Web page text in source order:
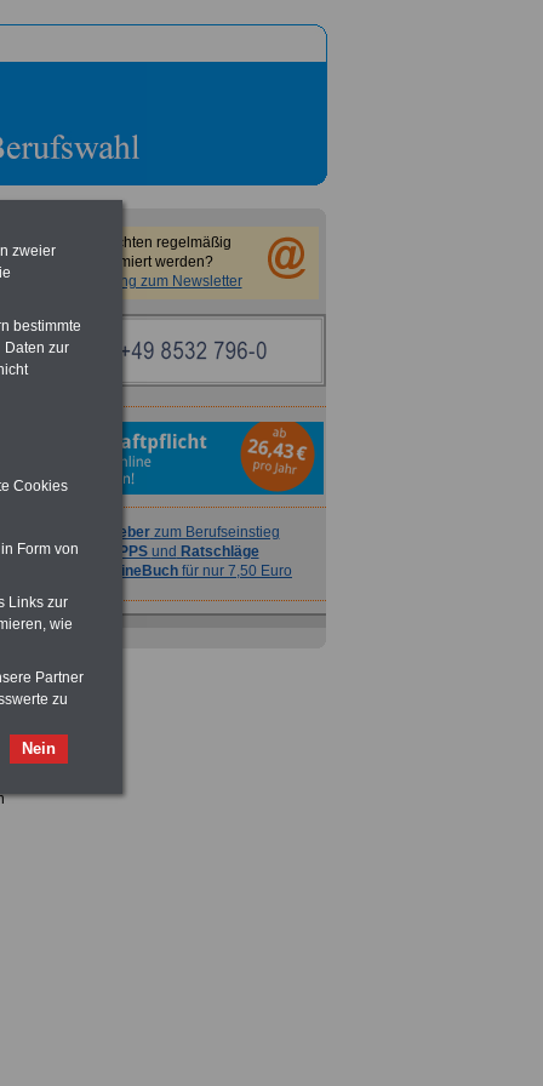
Sie möchten regelmäßig
informiert werden?
Anmeldung zum Newsletter
Ratgeberzum Berufseinstieg
TIPPS und Ratschläge
OnlineBuch für nur 7,50 Euro
zweier
bestimmte
Daten zur
Cookies
Form von
Links zur
wie
Partner
zu
Nein